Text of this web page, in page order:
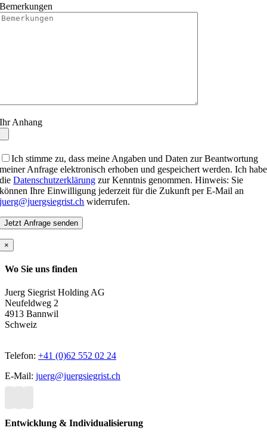
Bemerkungen
Ihr Anhang
Ich stimme zu, dass meine Angaben und Daten zur Beantwortung
meiner Anfrage elektronisch erhoben und gespeichert werden. Ich habe
dieDatenschutzerklärung zur Kenntnis genommen. Hinweis: Sie
können Ihre Einwilligung jederzeit für die Zukunft per E-Mail an
juerg@juergsiegrist.ch widerrufen.
×
Wo Sie uns finden
Juerg Siegrist Holding AG
Neufeldweg 2
4913 Bannwil
Schweiz
Telefon: +41 (0)62 552 02 24
E-Mail: juerg@juergsiegrist.ch
Entwicklung & Individualisierung